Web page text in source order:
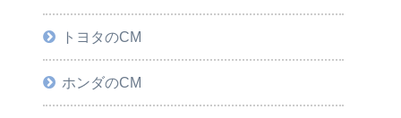
トヨタのCM
ホンダのCM